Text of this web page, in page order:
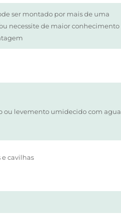
ser montado por mais de uma
necessite de maior conhecimento
ou levemento umidecido com agua
e cavilhas